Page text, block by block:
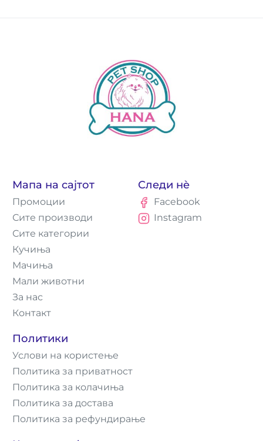
Мапа на сајтот
Промоции
Сите производи
Сите категории
Кучиња
Мачиња
Мали животни
За нас
Контакт
Политики
Услови на користење
Политика за приватност
Политика за колачиња
Политика за достава
Политика за рефундирање
Следи нè
Facebook
Instagram